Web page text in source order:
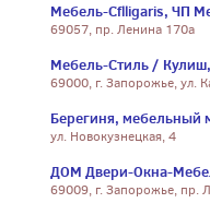
Мебель-Cflligaris, ЧП
69057, пр. Ленина 170а
Мебель-Стиль /
69000, г. Запорожье, ул.
Берегиня, мебельный
ул. Новокузнецкая, 4
ДОМ Двери-Окна-
69009, г. Запорожье, пр.